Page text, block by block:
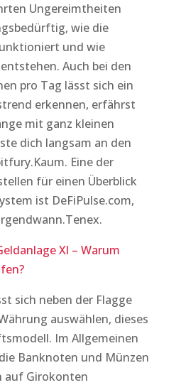
Ungereimtheiten
wie die
und wie
Auch bei den
pro Tag lässt sich ein
erkennen, erfährst
mit ganz kleinen
dich langsam an den
Eine der
für einen Überblick
ist DeFiPulse.com,
Xl – Warum
sich neben der Flagge
auswählen, dieses
Im Allgemeinen
Banknoten und Münzen
auf Girokonten